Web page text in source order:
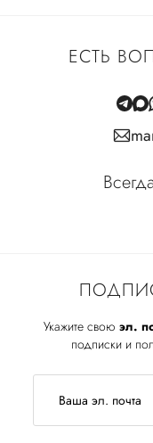
Укажите свою эл.
подписки и
ЕСТЬ